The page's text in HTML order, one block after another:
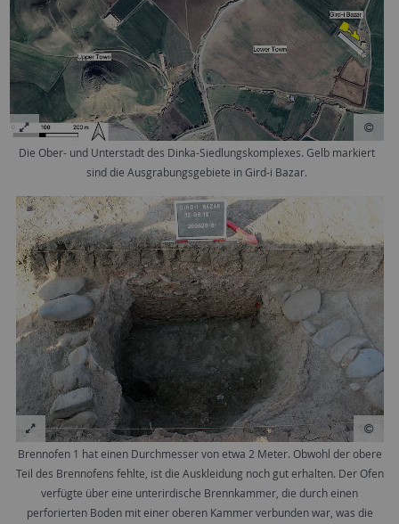
Die Ober- und Unterstadt des Dinka-Siedlungskomplexes. Gelb markiert
sind die Ausgrabungsgebiete in Gird-i Bazar.
Brennofen 1 hat einen Durchmesser von etwa 2 Meter. Obwohl der obere
Teil des Brennofens fehlte, ist die Auskleidung noch gut erhalten. Der Ofen
verfügte über eine unterirdische Brennkammer, die durch einen
perforierten Boden mit einer oberen Kammer verbunden war, was die